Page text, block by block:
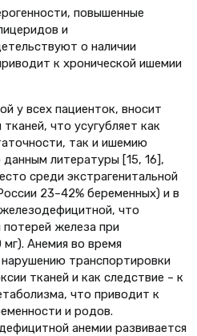
повышенные
и
о наличии
к хронической ишемии
у всех пациенток, вносит
что усугубляет как
так и ишемию
данным литературы [15, 16],
среди экстрагенитальной
23–42% беременных) и в
железодефицитной, что
потерей железа при
Анемия во время
транспортировки
тканей и как следствие – к
что приводит к
и родов.
анемии развивается